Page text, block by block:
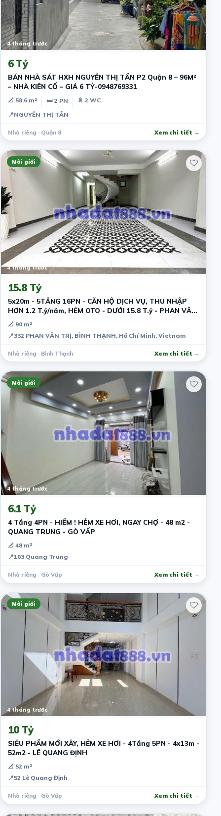
4 tháng trước
6 Tỷ
BÁN NHÀ SÁT HXH NGUYỄN THỊ TẦN P2 Quận 8 – 96M²
– NHÀ KIÊN CỐ – GIÁ 6 TỶ-0948769331
📐 58.6 m² 🛏 2 PN
🚿 2 WC
📍NGUYỄN THỊ TẦN
Nhà riêng · Quận 8 Xem chi tiết →
Môi giới
4 tháng trước
15.8 Tỷ
5x20m - 5TẦNG 16PN - CĂN HỘ DỊCH VỤ, THU NHẬP
HƠN 1.2 T.ỷ/năm, HẺM OTO - DƯỚI 15.8 T.ỷ - PHAN VĂN
TRỊ - BÌNH THẠNH
📐 90 m²
📍332 PHAN VĂN TRỊ, BÌNH THẠNH, Hồ Chí Minh, Vietnam
Nhà riêng · Bình Thạnh Xem chi tiết →
Môi giới
4 tháng trước
6.1 Tỷ
4 Tầng 4PN - HIỂM ! HẺM XE HƠI, NGAY CHỢ - 48 m2 -
QUANG TRUNG - GÒ VẤP
📐 48 m²
📍103 Quang Trung
Nhà riêng · Gò Vấp Xem chi tiết →
Môi giới
4 tháng trước
10 Tỷ
SIÊU PHẨM MỚI XÂY, HẺM XE HƠI - 4Tầng 5PN - 4x13m -
52m2 - LÊ QUANG ĐỊNH
📐 52 m²
📍52 Lê Quang Định
Nhà riêng · Gò Vấp Xem chi tiết →